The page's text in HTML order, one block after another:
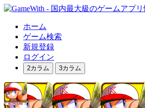
ホーム
ゲーム検索
新規登録
ログイン
2カラム 3カラム